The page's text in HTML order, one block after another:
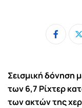
Σεισμική δόνηση
των 6,7 Ρίχτερ
των ακτών της